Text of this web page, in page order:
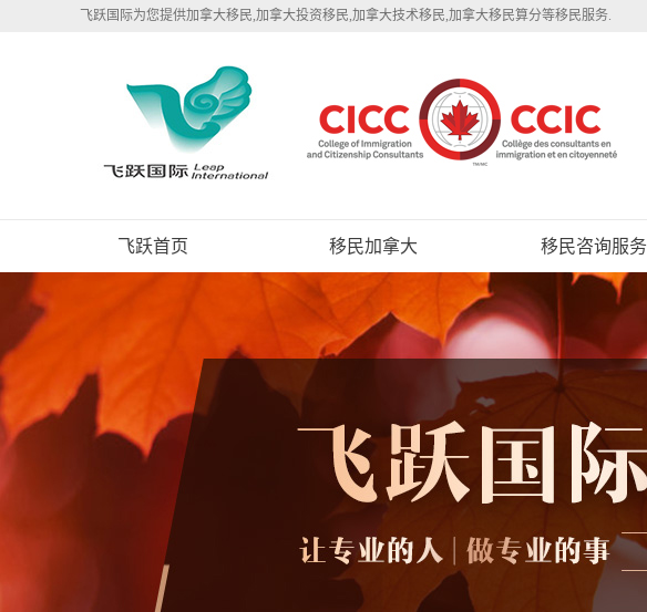
飞跃国际为您提供加拿大移民,加拿大投资移民,加拿大技术移民,加拿大移民算分等移民服务.
飞跃首页 移民加拿大 移民咨询服务